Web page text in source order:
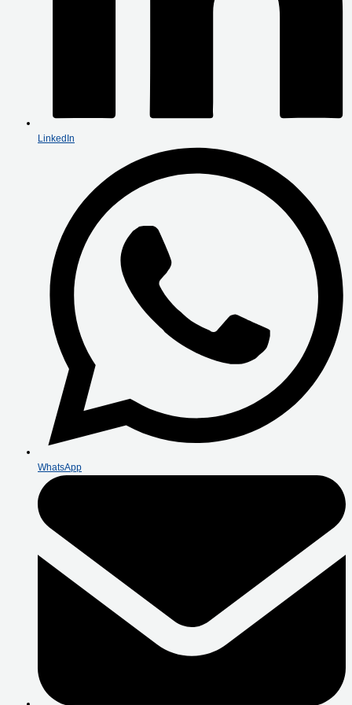
LinkedIn
WhatsApp